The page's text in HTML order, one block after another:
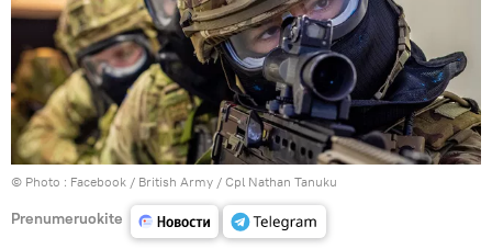
© Photo : Facebook / British Army / Cpl Nathan Tanuku
Prenumeruokite